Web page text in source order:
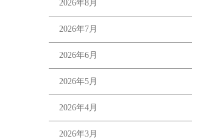
2026年8月
2026年7月
2026年6月
2026年5月
2026年4月
2026年3月